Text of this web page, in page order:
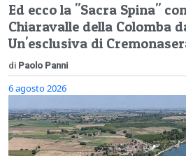
Ed ecco la "Sacra Spina"
Chiaravalle della Colomba
Un'esclusiva di
di Paolo Panni
6 agosto 2026